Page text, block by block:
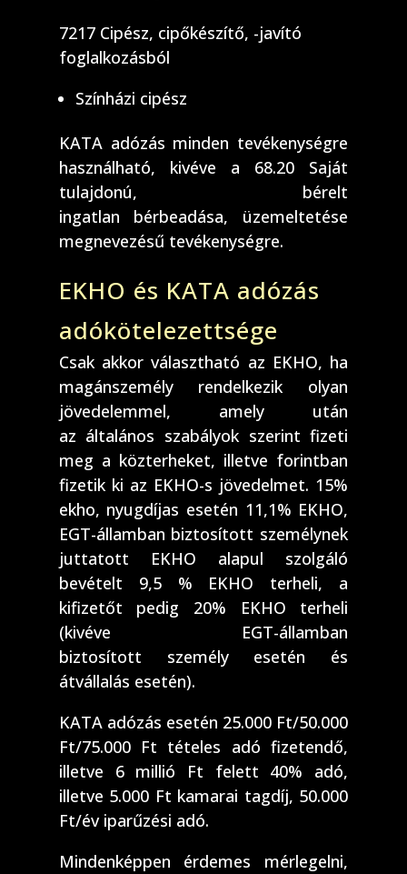
7217 Cipész, cipőkészítő, -javító
foglalkozásból
Színházi cipész
KATA adózás minden tevékenységre
használható, kivéve a 68.20 Saját
tulajdonú, bérelt
ingatlan bérbeadása, üzemeltetése
megnevezésű tevékenységre.
EKHO és KATA adózás
adókötelezettsége
Csak akkor választható az EKHO, ha
magánszemély rendelkezik olyan
jövedelemmel, amely után
az általános szabályok szerint fizeti
meg a közterheket, illetve forintban
fizetik ki az EKHO-s jövedelmet. 15%
ekho, nyugdíjas esetén 11,1% EKHO,
EGT-államban biztosított személynek
juttatott EKHO alapul szolgáló
bevételt 9,5 % EKHO terheli, a
kifizetőt pedig 20% EKHO terheli
(kivéve EGT-államban
biztosított személy esetén és
átvállalás esetén).
KATA adózás esetén 25.000 Ft/50.000
Ft/75.000 Ft tételes adó fizetendő,
illetve 6 millió Ft felett 40% adó,
illetve 5.000 Ft kamarai tagdíj, 50.000
Ft/év iparűzési adó.
Mindenképpen érdemes mérlegelni,